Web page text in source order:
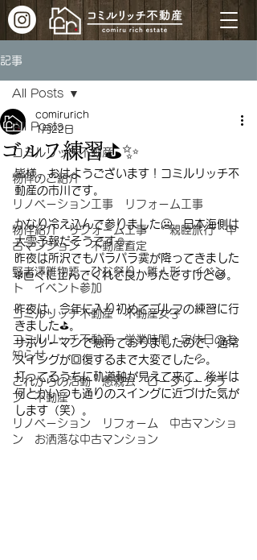
記事
All Posts
コミルリッチ不動産
物件のご紹介
リノベーション工事 リフォーム工事
物件紹介 リフォーム工事 親睦旅行 中
古マンション 不動産査定
野老澤雛物語 ひな祭り 雛人形 イベン
ト イベント参加
コミルリッチ不動産 不動産女子
コミルリッチ不動産 営業時間 定休日のお
知らせ
これからの活動 懇親会 ロータリークラ
ブ 不動産
リノベーション リフォーム 中古マンショ
ン お洒落な中古マンション
All Posts
ゴルフ練習⛳✨
comirurich
1月22日
皆様、おはようございます！コミルリッチ不
動産の市川です。
かなり冷え込んで参りました🥶、日本海側は
大雪予報だそうです⛄。
昨夜は所沢でもパラパラ霙が降ってきました
❄️直ぐに止んでくれて良かったですけど😅。
昨夜は、今年に入り初めてゴルフの練習に行
きました⛳。
サボリーマンで怠けておりましたので、通常
スイングが回復するまで大変でした💦。
打ってるうちに軌道軸が見えて来て、後半は
何とかいつも通りのスイングに近づけた気が
します（笑）。